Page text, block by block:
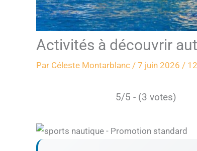
Activités à découvrir
Par Céleste Montarblanc / 7 juin 2026 /
5/5 - (3 votes)